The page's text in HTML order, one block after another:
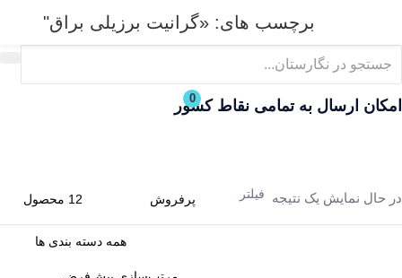
برچسب های: «گرانیت برزیلی براق"
0
امکان ارسال به تمامی نقاط کشور
ورود ثبت نام
نام کاربری و پسورد خود را برای ورود، وارد کنید.
فراموشی رمز عبور؟
در حال نمایش یک نتیجه فیلتر